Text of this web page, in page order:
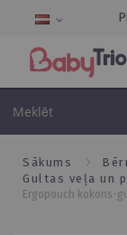
Skip
Content
Language
sākums
gultas veļa un
ergopouch kokons-